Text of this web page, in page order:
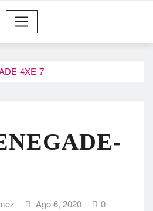
4XE-7
Ago 6, 2020 0